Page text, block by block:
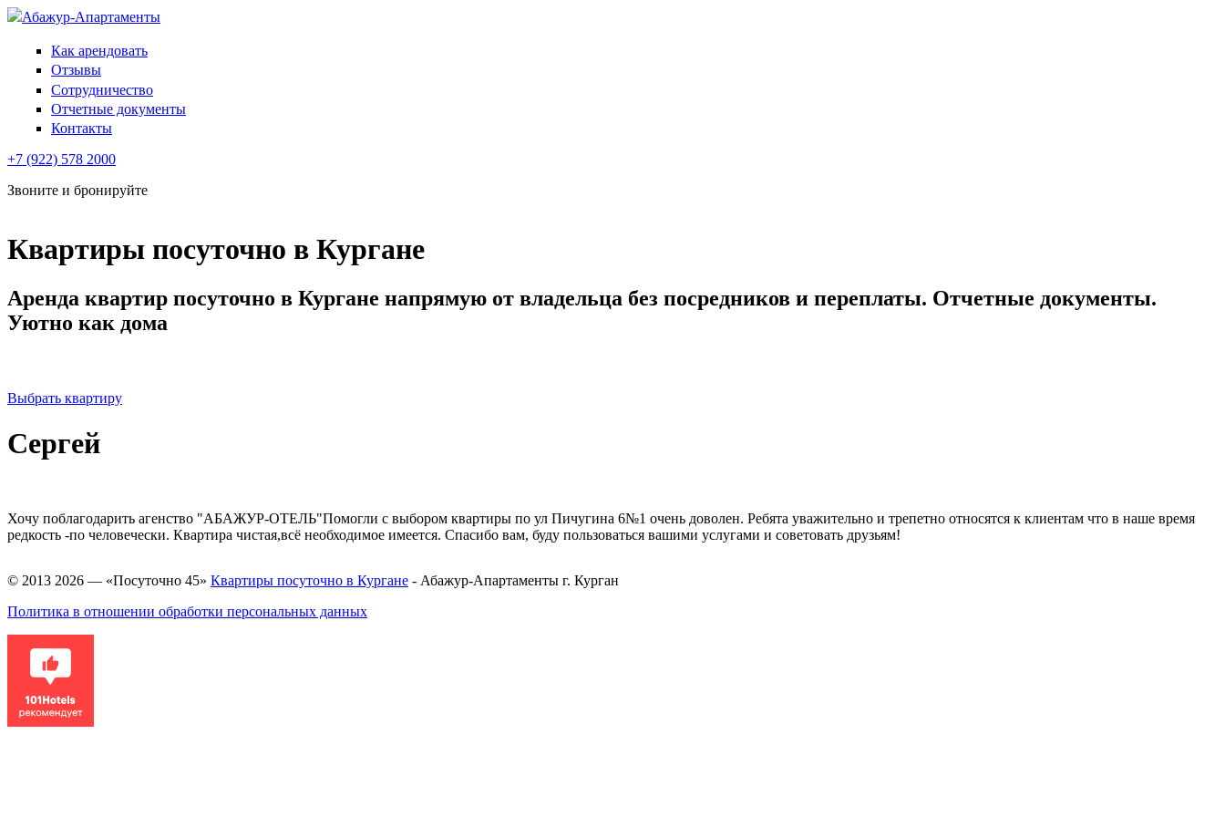
Абажур-Апартаменты
Как арендовать
Отзывы
Сотрудничество
Отчетные документы
Контакты
+7 (922) 578 2000
Звоните и бронируйте
Квартиры посуточно в Кургане
Аренда квартир посуточно в Кургане напрямую от владельца без посредников и переплаты. Отчетные документы.
Уютно как дома
Выбрать квартиру
Cергей
Хочу поблагодарить агенство "АБАЖУР-ОТЕЛЬ"Помогли с выбором квартиры по ул Пичугина 6№1 очень доволен. Ребята уважительно и трепетно относятся к клиентам что в наше время
редкость -по человечески. Квартира чистая,всё необходимое имеется. Спасибо вам, буду пользоваться вашими услугами и советовать друзьям!
© 2013 2026 — «Посуточно 45» Квартиры посуточно в Кургане - Абажур-Апартаменты г. Курган
Политика в отношении обработки персональных данных